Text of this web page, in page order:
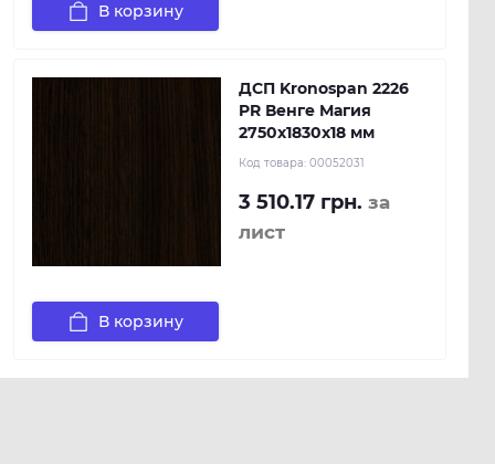
В корзину
ДСП Kronospan 2226
PR Венге Магия
2750x1830x18 мм
Код товара: 00052031
3 510.17 грн. за
лист
В корзину